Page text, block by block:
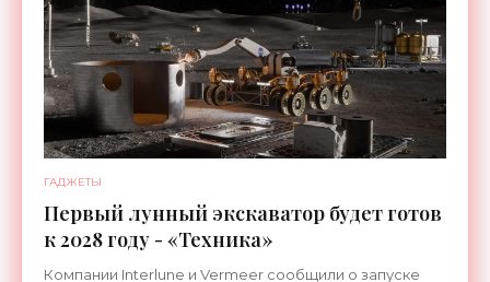
ГАДЖЕТЫ
Первый лунный экскаватор будет готов
к 2028 году - «Техника»
Компании Interlune и Vermeer сообщили о запуске